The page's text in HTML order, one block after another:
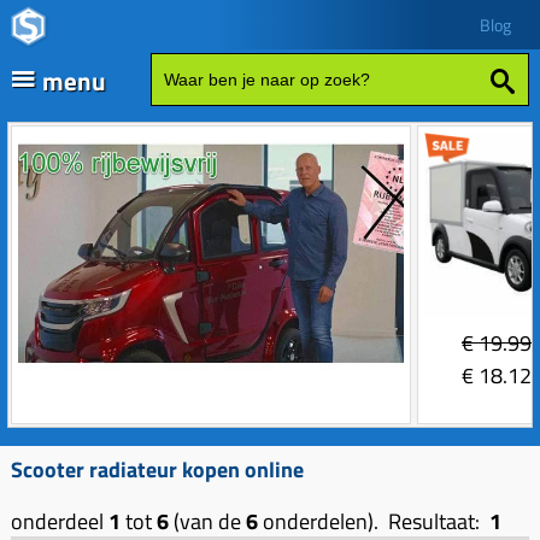
Blog
menu
Fatbikes
Scooter kopen
Zip
Sales
Elektrische delen
Achterlicht
Bobine
Motordelen
Achter tandwielen
Carburateurs (delen)
Frame delen
Achterbrug delen
Accessoires
€
€
Scooter radiateur kopen online
onderdeel 1 tot6(van de6onderdelen). Resultaat: 1